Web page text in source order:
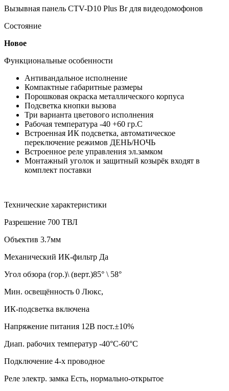
Вызывная панель CTV-D10 Plus Br для видеодомофонов
Состояние
Новое
Функциональные особенности
Антивандальное исполнение
Компактные габаритные размеры
Порошковая окраска металлического корпуса
Подсветка кнопки вызова
Три варианта цветового исполнения
Рабочая температура -40 +60 гр.С
Встроенная ИК подсветка, автоматическое
переключение режимов ДЕНЬ/НОЧЬ
Встроенное реле управления эл.замком
Монтажный уголок и защитный козырёк входят в
комплект поставки
Технические характеристики
Разрешение 700 ТВЛ
Объектив 3.7мм
Механический ИК-фильтр Да
Угол обзора (гор.)\ (верт.)85° \ 58°
Мин. освещённость 0 Люкс,
ИК-подсветка включена
Напряжение питания 12В пост.±10%
Диап. рабочих температур -40°C-60°C
Подключение 4-х проводное
Реле электр. замка Есть, нормально-открытое